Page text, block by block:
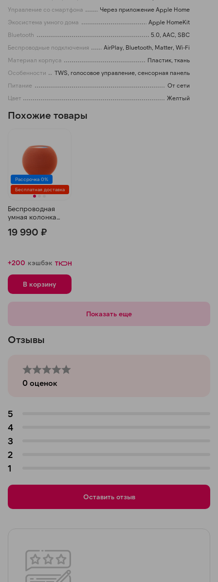
Управление со смартфона
Через приложение Apple Home
Экосистема умного дома
Apple HomeKit
Bluetooth
5.0, AAC, SBC
Беспроводные подключения
AirPlay, Bluetooth, Matter, Wi-Fi
Материал корпуса
Пластик, ткань
Особенности
TWS, голосовое управление, сенсорная панель
Питание
От сети
Цвет
Желтый
Похожие товары
Рассрочка 0%
Бесплатная доставка
Беспроводная
умная колонка
Mini, Оранжевый
19 990 ₽
+200 кэшбэк
В корзину
Показать еще
Отзывы
0 оценок
5
4
3
2
1
Оставить отзыв